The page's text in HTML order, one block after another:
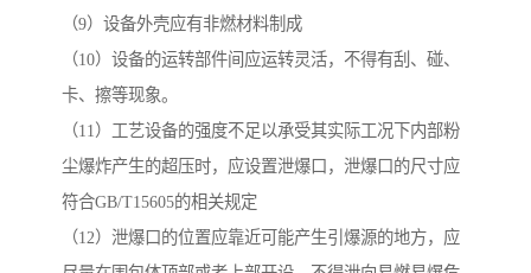
（9）设备外壳应有非燃材料制成
（10）设备的运转部件间应运转灵活，不得有刮、碰、
卡、擦等现象。
（11）工艺设备的强度不足以承受其实际工况下内部粉
尘爆炸产生的超压时，应设置泄爆口，泄爆口的尺寸应
符合GB/T15605的相关规定
（12）泄爆口的位置应靠近可能产生引爆源的地方，应